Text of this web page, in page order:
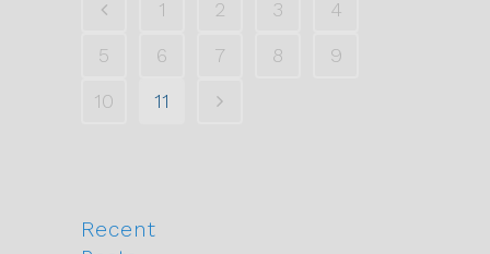
1 2 3
4
5
6 7 8
9
10
11
Recent